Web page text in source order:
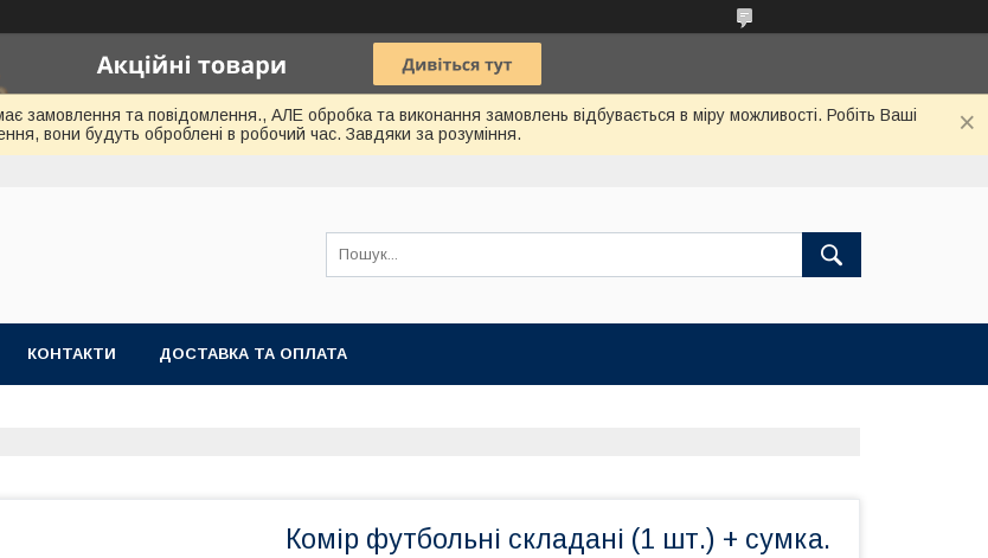
замовлення та повідомлення., АЛЕ обробка та виконання замовлень відбувається в міру можливості. Робіть Ваші
вони будуть оброблені в робочий час. Завдяки за розуміння.
КОНТАКТИ ДОСТАВКА ТА ОПЛАТА
Комір футбольні складані (1 шт.) + сумка.